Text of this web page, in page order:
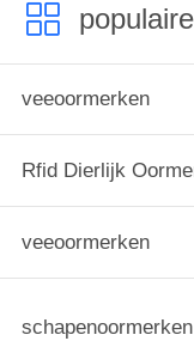
veeoormerken
Rfid Dierlijk
veeoormerken
schapenoormerken